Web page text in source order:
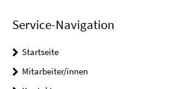
Service-Navigation
Startseite
Mitarbeiter/innen